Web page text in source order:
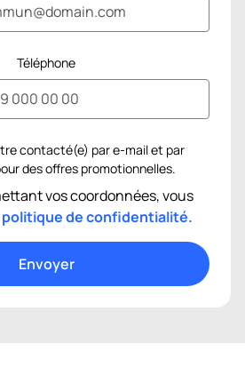
Téléphone
contacté(e) par e-mail et par
des offres promotionnelles.
vos coordonnées, vous
politique de confidentialité.